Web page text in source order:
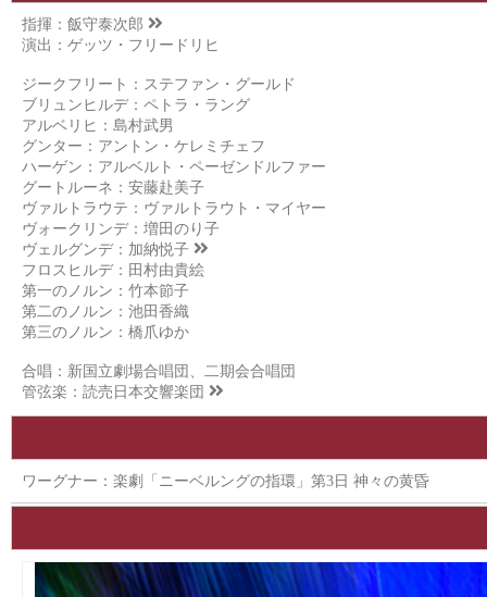
指揮： 飯守泰次郎
演出：ゲッツ・フリードリヒ
ジークフリート：ステファン・グールド
ブリュンヒルデ：ペトラ・ラング
アルベリヒ：島村武男
グンター：アントン・ケレミチェフ
ハーゲン：アルベルト・ペーゼンドルファー
グートルーネ：安藤赴美子
ヴァルトラウテ：ヴァルトラウト・マイヤー
ヴォークリンデ：増田のり子
ヴェルグンデ： 加納悦子
フロスヒルデ：田村由貴絵
第一のノルン：竹本節子
第二のノルン：池田香織
第三のノルン：橋爪ゆか
合唱：新国立劇場合唱団、二期会合唱団
管弦楽： 読売日本交響楽団
ワーグナー：楽劇「ニーベルングの指環」第3日 神々の黄昏